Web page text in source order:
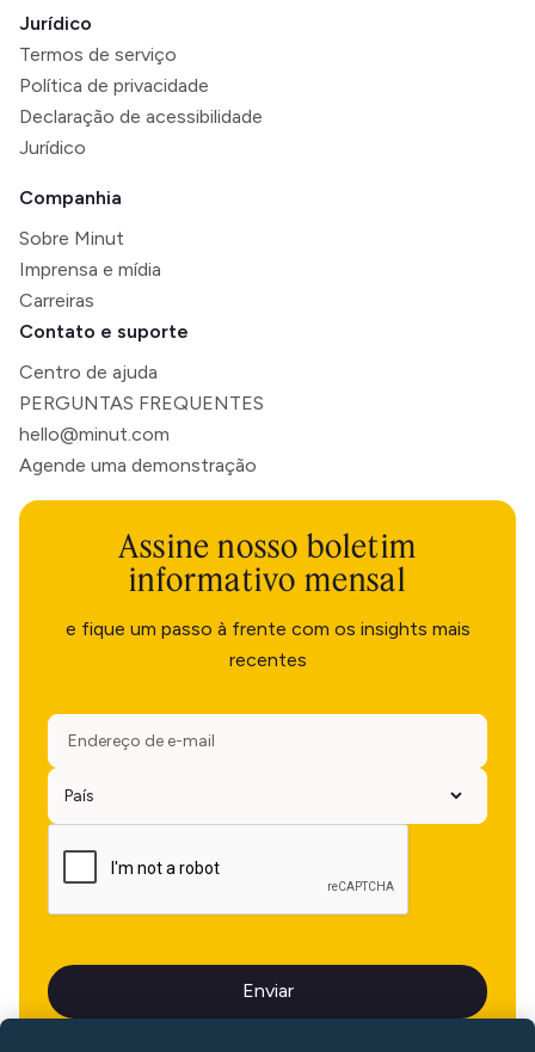
Jurídico
Termos de serviço
Política de privacidade
Declaração de acessibilidade
Jurídico
Companhia
Sobre Minut
Imprensa e mídia
Carreiras
Contato e suporte
Centro de ajuda
PERGUNTAS FREQUENTES
hello@minut.com
Agende uma demonstração
Assine nosso boletim
informativo mensal
e fique um passo à frente com os insights mais
recentes